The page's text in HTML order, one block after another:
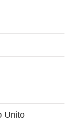
Unito